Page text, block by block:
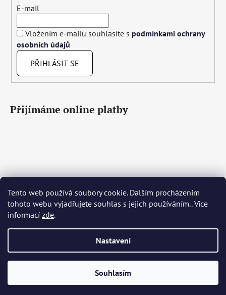
Tento web používá soubory cookie. Dalším procházením
tohoto webu vyjadřujete souhlas s jejich používáním.. Více
informací zde.
Nastavení
Souhlasím
E-mail
Vložením e-mailu souhlasíte s podmínkami ochrany
osobních údajů
PŘIHLÁSIT SE
Přijímáme online platby
Čeština Slovenčina English Deutsch Magyar
Język polski Română Italiano Español Français
Português
Nederlands Українська Ελληνικά Svenska Dansk
Bohemia Crystal Glass
vyhrazena.